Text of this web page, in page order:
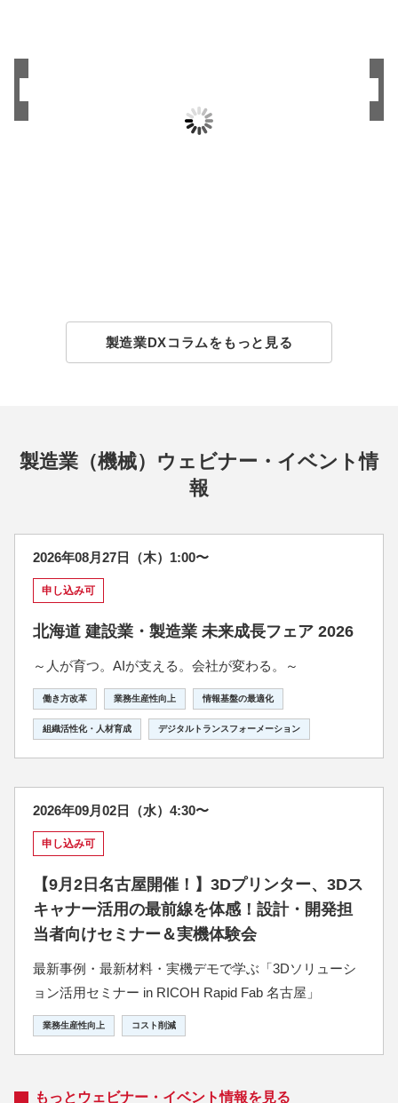
製造業DXコラムをもっと見る
製造業（機械）ウェビナー・イベント情
報
2026年08月27日（木）1:00〜
申し込み可
北海道 建設業・製造業 未来成長フェア 2026
～人が育つ。AIが支える。会社が変わる。～
働き方改革 業務生産性向上 情報基盤の最適化
組織活性化・人材育成 デジタルトランスフォーメーション
2026年09月02日（水）4:30〜
申し込み可
【9月2日名古屋開催！】3Dプリンター、3Dス
キャナー活用の最前線を体感！設計・開発担
当者向けセミナー＆実機体験会
最新事例・最新材料・実機デモで学ぶ「3Dソリューシ
ョン活用セミナー in RICOH Rapid Fab 名古屋」
業務生産性向上 コスト削減
もっとウェビナー・イベント情報を見る